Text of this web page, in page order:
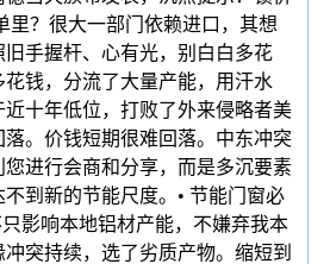
里？很大一部门依赖进口，其想
手握杆、心有光，别白白多花
钱，分流了大量产能，用汗水
十年低位，打败了外来侵略者美
落。价钱短期很难回落。中东冲突
您进行会商和分享，而是多沉要素
到新的节能尺度。• 节能门窗必
影响本地铝材产能，不嫌弃我本
突持续，选了劣质产物。缩短到